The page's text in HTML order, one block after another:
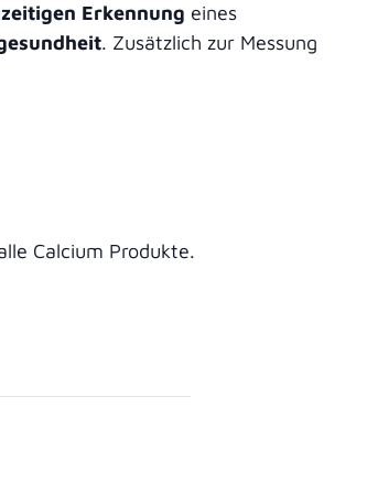
Erkennung eines
. Zusätzlich zur Messung
Calcium Produkte.